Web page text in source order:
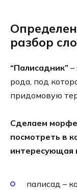
разбор
“Палисадник” –
рода, под
придомовую
Сделаем
посмотреть в
интересующая
палисад –